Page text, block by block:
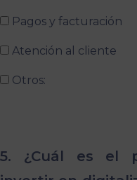
Pagos y facturación
Atención al cliente
Otros:
5. ¿Cuál es el